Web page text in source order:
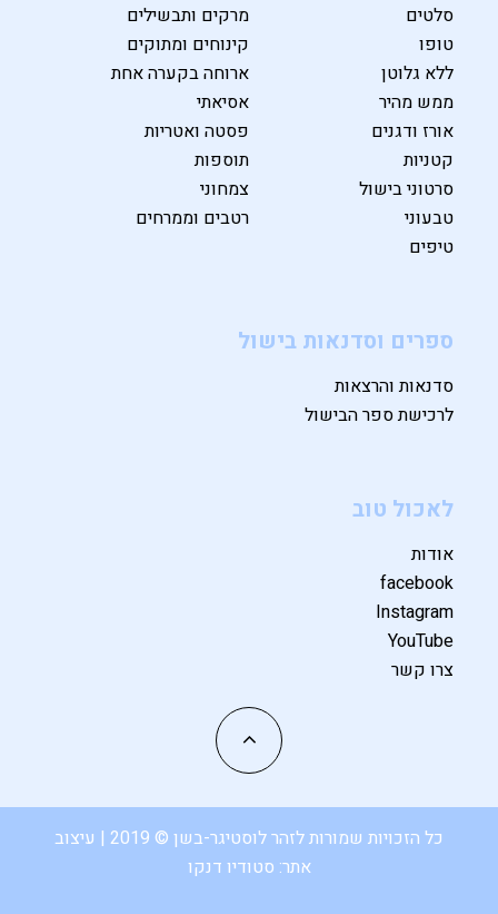
סלטים
מרקים ותבשילים
טופו
קינוחים ומתוקים
ללא גלוטן
ארוחה בקערה אחת
ממש מהיר
אסיאתי
אורז ודגנים
פסטה ואטריות
קטניות
תוספות
סרטוני בישול
צמחוני
טבעוני
רטבים וממרחים
טיפים
ספרים וסדנאות בישול
סדנאות והרצאות
לרכישת ספר הבישול
לאכול טוב
אודות
facebook
Instagram
YouTube
צרו קשר
כל הזכויות שמורות לזהר לוסטיגר-בשן © 2019 | עיצוב
אתר: סטודיו דנקו